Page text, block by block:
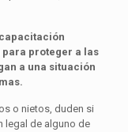
proteger a las
a una situación
o nietos, duden si
legal de alguno de